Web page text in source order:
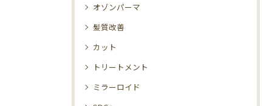
オゾンパーマ
髪質改善
カット
トリートメント
ミラーロイド